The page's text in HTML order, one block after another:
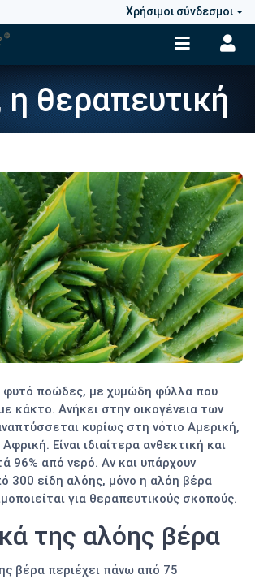
Χρήσιμοι σύνδεσμοι
θεραπευτική
φυτό ποώδες, με χυμώδη φύλλα που
κάκτο. Ανήκει στην οικογένεια των
κυρίως στη νότιο Αμερική,
Είναι ιδιαίτερα ανθεκτική και
96% από νερό. Αν και υπάρχουν
300 είδη αλόης, μόνο η αλόη βέρα
για θεραπευτικούς σκοπούς.
της αλόης βέρα
βέρα περιέχει πάνω από 75